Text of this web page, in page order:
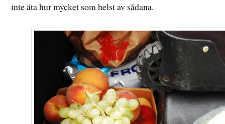
inte äta hur mycket som helst av sådana.